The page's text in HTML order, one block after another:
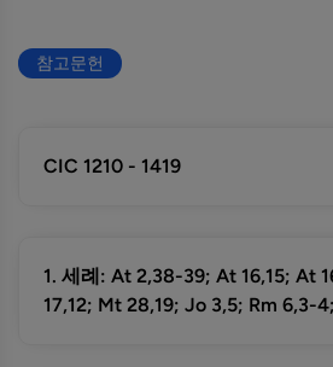
참고문헌
CIC 1210 - 1419
1. 세례: At 2,38-39; At 16,15; At
17,12; Mt 28,19; Jo 3,5; Rm 6,3-